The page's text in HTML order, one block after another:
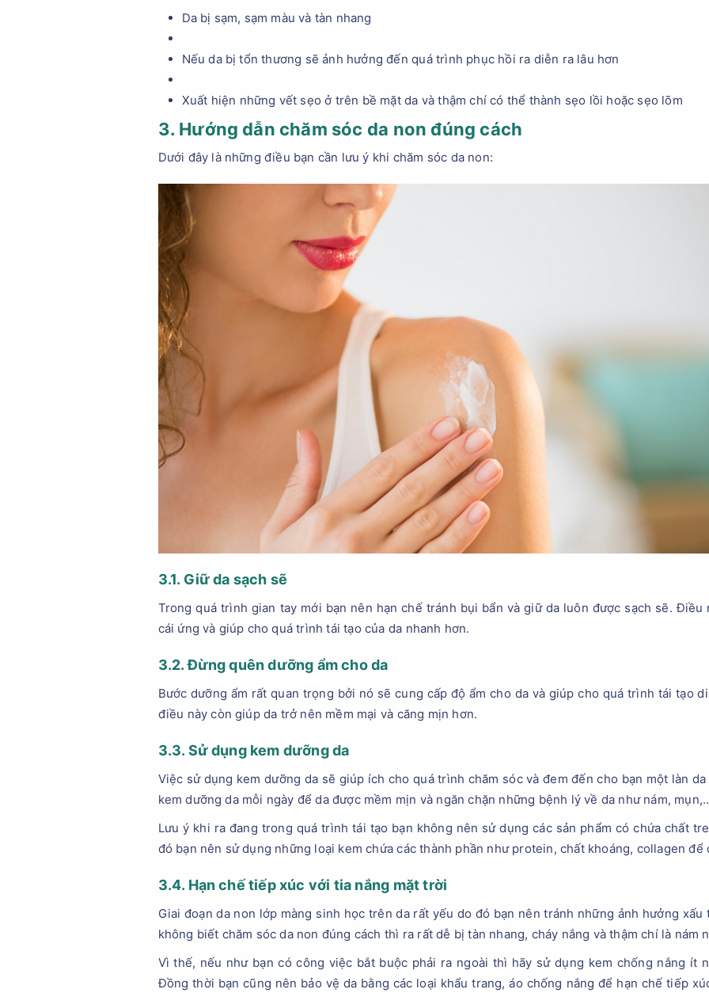
Da bị sạm, sạm màu và tàn nhang
Nếu da bị tổn thương sẽ ảnh hưởng đến quá trình phục hồi ra diễn ra lâu hơn
Xuất hiện những vết sẹo ở trên bề mặt da và thậm chí có thể thành sẹo lồi hoặc sẹo lõm
3. Hướng dẫn chăm sóc da non đúng cách
Dưới đây là những điều bạn cần lưu ý khi chăm sóc da non:
3.1. Giữ da sạch sẽ
Trong quá trình gian tay mới bạn nên hạn chế tránh bụi bẩn và giữ da luôn được sạch sẽ.
cái ứng và giúp cho quá trình tái tạo của da nhanh hơn.
3.2. Đừng quên dưỡng ẩm cho da
Bước dưỡng ẩm rất quan trọng bởi nó sẽ cung cấp độ ẩm cho da và giúp cho quá trình tái tạo
điều này còn giúp da trở nên mềm mại và căng mịn hơn.
3.3. Sử dụng kem dưỡng da
Việc sử dụng kem dưỡng da sẽ giúp ích cho quá trình chăm sóc và đem đến cho bạn một làn
kem dưỡng da mỗi ngày để da được mềm mịn và ngăn chặn những bệnh lý về da như nám,
Lưu ý khi ra đang trong quá trình tái tạo bạn không nên sử dụng các sản phẩm có chứa chất
đó bạn nên sử dụng những loại kem chứa các thành phần như protein, chất khoáng, collagen
3.4. Hạn chế tiếp xúc với tia nắng mặt trời
Giai đoạn da non lớp màng sinh học trên da rất yếu do đó bạn nên tránh những ảnh hưởng
không biết chăm sóc da non đúng cách thì ra rất dễ bị tàn nhang, cháy nắng và thậm chí là nám
Vì thế, nếu như bạn có công việc bắt buộc phải ra ngoài thì hãy sử dụng kem chống nắng ít
Đồng thời bạn cũng nên bảo vệ da bằng các loại khẩu trang, áo chống nắng để hạn chế tiếp